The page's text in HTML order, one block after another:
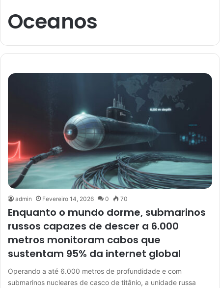
Oceanos
admin Fevereiro 14, 2026 0 70
Enquanto o mundo dorme, submarinos
russos capazes de descer a 6.000
metros monitoram cabos que
sustentam 95% da internet global
Operando a até 6.000 metros de profundidade e com
submarinos nucleares de casco de titânio, a unidade russa